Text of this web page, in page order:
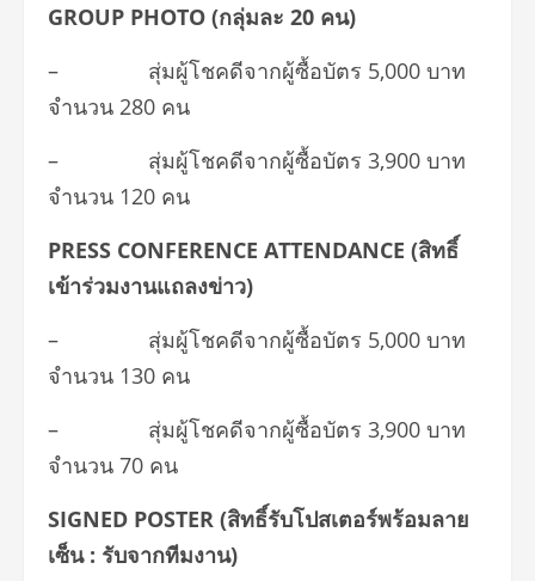
GROUP PHOTO (กลุ่มละ 20 คน)
– สุ่มผู้โชคดีจากผู้ซื้อบัตร 5,000 บาท
จำนวน 280 คน
– สุ่มผู้โชคดีจากผู้ซื้อบัตร 3,900 บาท
จำนวน 120 คน
PRESS CONFERENCE ATTENDANCE (สิทธิ์
เข้าร่วมงานแถลงข่าว)
– สุ่มผู้โชคดีจากผู้ซื้อบัตร 5,000 บาท
จำนวน 130 คน
– สุ่มผู้โชคดีจากผู้ซื้อบัตร 3,900 บาท
จำนวน 70 คน
SIGNED POSTER (สิทธิ์รับโปสเตอร์พร้อมลาย
เซ็น : รับจากทีมงาน)